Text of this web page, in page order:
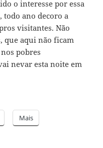
o interesse por essa
ano decoro a
visitantes. Não
que aqui não ficam
pobres
nevar esta noite em
Mais